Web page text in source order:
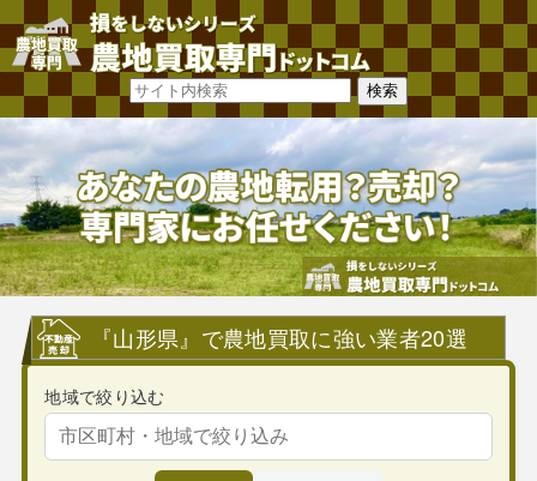
『山形県』で農地買取に強い業者20選
地域で絞り込む